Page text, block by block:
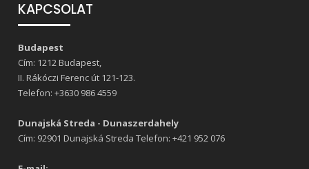
KAPCSOLAT
Budapest
Cím: 1212 Budapest,
II. Rákóczi Ferenc út 121-123.
Telefon:+3630 986 4559
Dunajská Streda - Dunaszerdahely
Cím: 92901 Dunajská Streda Telefon:+421 952 076